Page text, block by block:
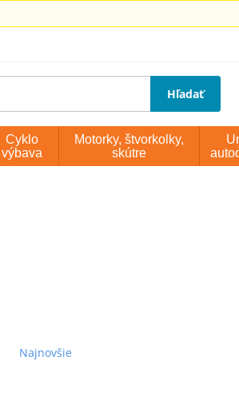
Hľadať
Cyklo
výbava
Motorky, štvorkolky,
skútre
Najnovšie